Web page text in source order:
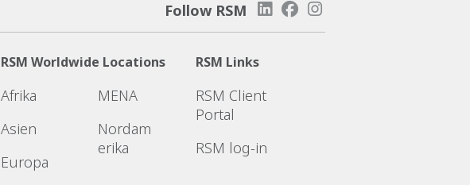
Follow RSM
RSM Worldwide Locations
Afrika
Asien
Europa
MENA
Nordam
erika
RSM Links
RSM Client
Portal
RSM log-in